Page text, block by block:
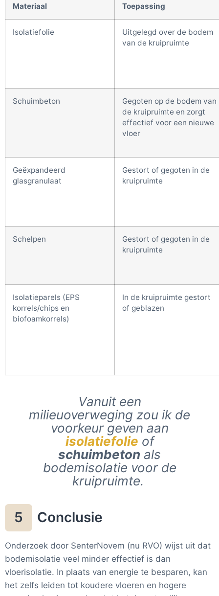
Materiaal Toepassing
Isolatiefolie
Uitgelegd over de bodem
van de kruipruimte
Schuimbeton
Gegoten op de bodem van
de kruipruimte en zorgt
effectief voor een nieuwe
vloer
Geëxpandeerd
glasgranulaat
Gestort of gegoten in de
kruipruimte
Schelpen
Gestort of gegoten in de
kruipruimte
Isolatieparels (EPS
korrels/chips en
biofoamkorrels)
In de kruipruimte gestort
of geblazen
Vanuit een
milieuoverweging zou ik de
voorkeur geven aan
isolatiefolie of
schuimbeton als
bodemisolatie voor de
kruipruimte.
5 Conclusie
Onderzoek door SenterNovem (nu RVO) wijst uit dat
bodemisolatie veel minder effectief is dan
vloerisolatie. In plaats van energie te besparen, kan
het zelfs leiden tot koudere vloeren en hogere